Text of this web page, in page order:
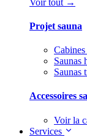
Projet sauna
Saunas
Saunas
Accessoires
Voir la
Services